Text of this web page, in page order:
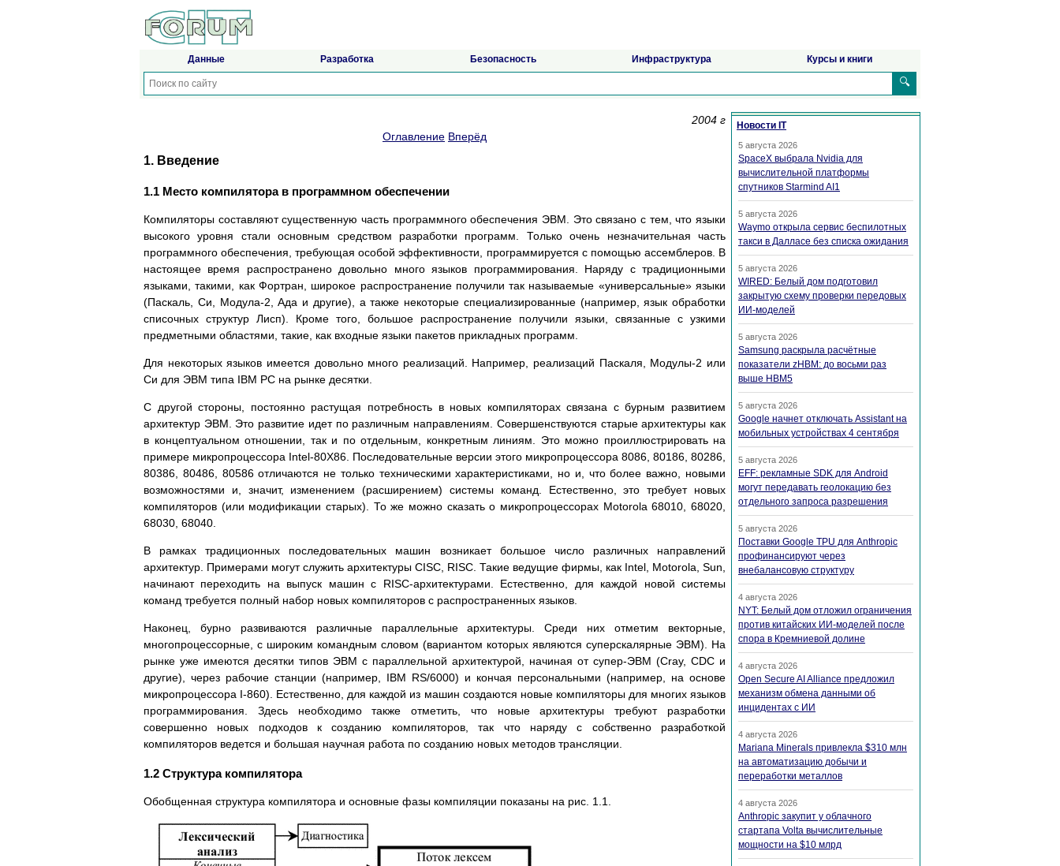
Данные Разработка Безопасность Инфраструктура Курсы и книги
🔍
2004 г
Оглавление Вперёд
1. Введение
1.1 Место компилятора в программном обеспечении
Компиляторы составляют существенную часть программного обеспечения ЭВМ. Это связано с тем, что языки
высокого уровня стали основным средством разработки программ. Только очень незначительная часть
программного обеспечения, требующая особой эффективности, программируется с помощью ассемблеров. В
настоящее время распространено довольно много языков программирования. Наряду с традиционными
языками, такими, как Фортран, широкое распространение получили так называемые «универсальные» языки
(Паскаль, Си, Модула-2, Ада и другие), а также некоторые специализированные (например, язык обработки
списочных структур Лисп). Кроме того, большое распространение получили языки, связанные с узкими
предметными областями, такие, как входные языки пакетов прикладных программ.
Для некоторых языков имеется довольно много реализаций. Например, реализаций Паскаля, Модулы-2 или
Си для ЭВМ типа IBM PC на рынке десятки.
С другой стороны, постоянно растущая потребность в новых компиляторах связана с бурным развитием
архитектур ЭВМ. Это развитие идет по различным направлениям. Совершенствуются старые архитектуры как
в концептуальном отношении, так и по отдельным, конкретным линиям. Это можно проиллюстрировать на
примере микропроцессора Intel-80X86. Последовательные версии этого микропроцессора 8086, 80186, 80286,
80386, 80486, 80586 отличаются не только техническими характеристиками, но и, что более важно, новыми
возможностями и, значит, изменением (расширением) системы команд. Естественно, это требует новых
компиляторов (или модификации старых). То же можно сказать о микропроцессорах Motorola 68010, 68020,
68030, 68040.
В рамках традиционных последовательных машин возникает большое число различных направлений
архитектур. Примерами могут служить архитектуры CISC, RISC. Такие ведущие фирмы, как Intel, Motorola, Sun,
начинают переходить на выпуск машин с RISC-архитектурами. Естественно, для каждой новой системы
команд требуется полный набор новых компиляторов с распространенных языков.
Наконец, бурно развиваются различные параллельные архитектуры. Среди них отметим векторные,
многопроцессорные, с широким командным словом (вариантом которых являются суперскалярные ЭВМ). На
рынке уже имеются десятки типов ЭВМ с параллельной архитектурой, начиная от супер-ЭВМ (Cray, CDC и
другие), через рабочие станции (например, IBM RS/6000) и кончая персональными (например, на основе
микропроцессора I-860). Естественно, для каждой из машин создаются новые компиляторы для многих языков
программирования. Здесь необходимо также отметить, что новые архитектуры требуют разработки
совершенно новых подходов к созданию компиляторов, так что наряду с собственно разработкой
компиляторов ведется и большая научная работа по созданию новых методов трансляции.
1.2 Структура компилятора
Обобщенная структура компилятора и основные фазы компиляции показаны на рис. 1.1.
Новости IT
5 августа 2026
SpaceX выбрала Nvidia для
вычислительной платформы
спутников Starmind AI1
5 августа 2026
Waymo открыла сервис беспилотных
такси в Далласе без списка ожидания
5 августа 2026
WIRED: Белый дом подготовил
закрытую схему проверки передовых
ИИ-моделей
5 августа 2026
Samsung раскрыла расчётные
показатели zHBM: до восьми раз
выше HBM5
5 августа 2026
Google начнет отключать Assistant на
мобильных устройствах 4 сентября
5 августа 2026
EFF: рекламные SDK для Android
могут передавать геолокацию без
отдельного запроса разрешения
5 августа 2026
Поставки Google TPU для Anthropic
профинансируют через
внебалансовую структуру
4 августа 2026
NYT: Белый дом отложил ограничения
против китайских ИИ-моделей после
спора в Кремниевой долине
4 августа 2026
Open Secure AI Alliance предложил
механизм обмена данными об
инцидентах с ИИ
4 августа 2026
Mariana Minerals привлекла $310 млн
на автоматизацию добычи и
переработки металлов
4 августа 2026
Anthropic закупит у облачного
стартапа Volta вычислительные
мощности на $10 млрд